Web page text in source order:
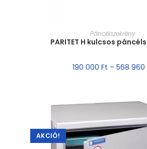
MÉRET VÁLASZTÁSA
Páncélszekrény
PARITET H kulcsos
190 000 Ft – 568 960
AKCIÓ!